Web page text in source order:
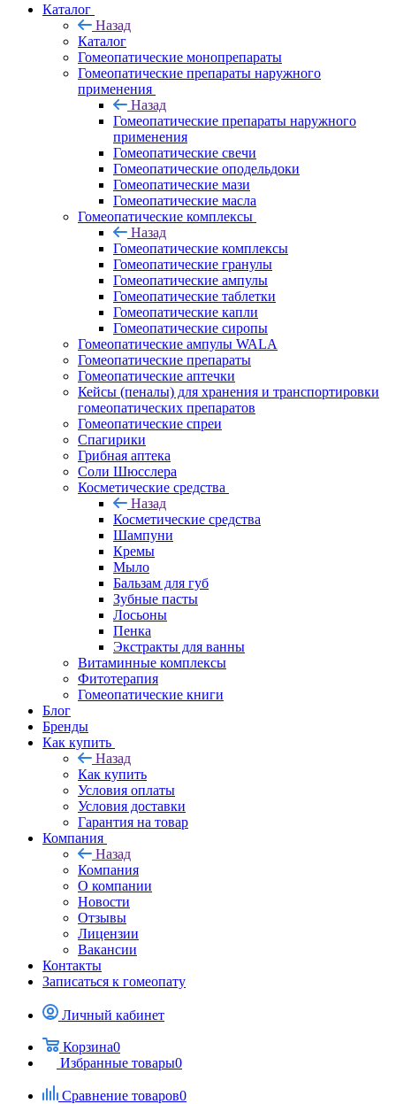
Каталог
Назад
Каталог
Гомеопатические монопрепараты
Гомеопатические препараты наружного
применения
Назад
Гомеопатические препараты наружного
применения
Гомеопатические свечи
Гомеопатические оподельдоки
Гомеопатические мази
Гомеопатические масла
Гомеопатические комплексы
Назад
Гомеопатические комплексы
Гомеопатические гранулы
Гомеопатические ампулы
Гомеопатические таблетки
Гомеопатические капли
Гомеопатические сиропы
Гомеопатические ампулы WALA
Гомеопатические препараты
Гомеопатические аптечки
Кейсы (пеналы) для хранения и транспортировки
гомеопатических препаратов
Гомеопатические спреи
Спагирики
Грибная аптека
Соли Шюсслера
Косметические средства
Назад
Косметические средства
Шампуни
Кремы
Мыло
Бальзам для губ
Зубные пасты
Лосьоны
Пенка
Экстракты для ванны
Витаминные комплексы
Фитотерапия
Гомеопатические книги
Блог
Бренды
Как купить
Назад
Как купить
Условия оплаты
Условия доставки
Гарантия на товар
Компания
Назад
Компания
О компании
Новости
Отзывы
Лицензии
Вакансии
Контакты
Записаться к гомеопату
Личный кабинет
Корзина0
Избранные товары0
Сравнение товаров0